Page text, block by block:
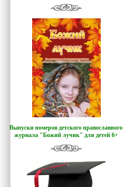
Выпуски номеров детского православного
журнала "Божий лучик" для детей 6+